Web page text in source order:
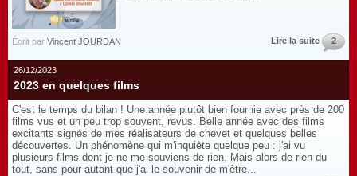
Écrit par Vincent JOURDAN Lire la suite 2
26/12/2023
2023 en quelques films
C'est le temps du bilan ! Une année plutôt bien fournie avec près de 200
films vus et un peu trop souvent, revus. Belle année avec des films
excitants signés de mes réalisateurs de chevet et quelques belles
découvertes. Un phénomène qui m'inquiète quelque peu : j'ai vu
plusieurs films dont je ne me souviens de rien. Mais alors de rien du
tout, sans pour autant que j'ai le souvenir de m'être...